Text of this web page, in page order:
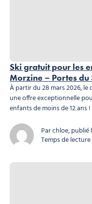
Ski gratuit pour les
Morzine – Portes du
À partir du 28 mars 2026,
une offre exceptionnelle
enfants de moins de 12 ans
d’Europe. Offre spéciale :
Par chloe, publié
Temps de lecture